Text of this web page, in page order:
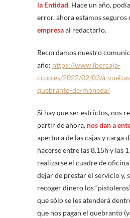
la Entidad. Hace un año,
error, ahora estamos seguros
empresaal redactarlo.
Recordamos nuestro
año: https://www.ibercaja-
ccoo.es/2022/02/03/a-
quebranto-de-moneda/
Si hay que ser estrictos, nos
partir de ahora, nos dan a
apertura de las cajas y carga
hacerse entre las 8.15h y las
realizarse el cuadre de
dejar de prestar el servicio y,
recoger dinero los
que sólo se les atenderá
que nos pagan el quebranto